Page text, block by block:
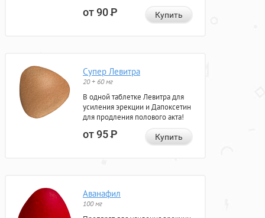
от 90Р Купить
Супер Левитра
20 + 60 мг
В одной таблетке Левитра для
усиления эрекции и Дапоксетин
для продления полового акта!
от 95Р Купить
Аванафил
100 мг